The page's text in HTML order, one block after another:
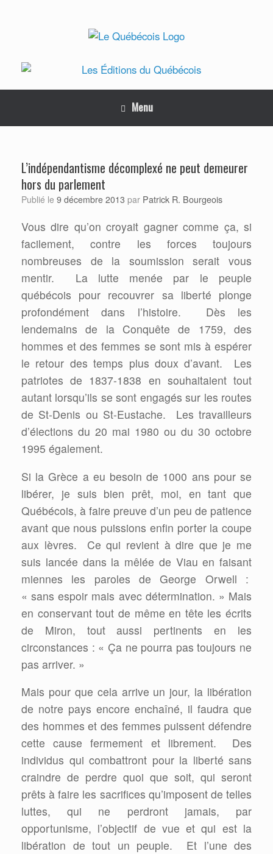
Menu
L’indépendantisme décomplexé ne peut demeurer
hors du parlement
Publié le 9 décembre 2013 par Patrick R. Bourgeois
Vous dire qu’on croyait gagner comme ça, si
facilement, contre les forces toujours
nombreuses de la soumission serait vous
mentir.
La lutte menée par le peuple
québécois pour recouvrer sa liberté plonge
profondément dans l’histoire.
Dès les
lendemains de la Conquête de 1759, des
hommes et des femmes se sont mis à espérer
le retour des temps plus doux d’avant.
Les
patriotes de 1837-1838 en souhaitaient tout
autant lorsqu’ils se sont engagés sur les routes
de St-Denis ou St-Eustache.
Les travailleurs
d’élections du 20 mai 1980 ou du 30 octobre
1995 également.
Si la Grèce a eu besoin de 1000 ans pour se
libérer, je suis bien prêt, moi, en tant que
Québécois, à faire preuve d’un peu de patience
avant que nous puissions enfin porter la coupe
aux lèvres.
Ce qui revient à dire que je me
suis lancée dans la mêlée de Viau en faisant
miennes les paroles de George Orwell :
« sans espoir mais avec détermination. » Mais
en conservant tout de même en tête les écrits
de Miron, tout aussi pertinents en les
circonstances : « Ça ne pourra pas toujours ne
pas arriver. »
Mais pour que cela arrive un jour, la libération
de notre pays encore enchaîné, il faudra que
des hommes et des femmes puissent défendre
cette cause fermement et librement.
Des
individus qui combattront pour la liberté sans
craindre de perdre quoi que soit, qui seront
prêts à faire les sacrifices qu’imposent de telles
luttes, qui ne perdront jamais, par
opportunisme, l’objectif de vue et qui est la
libération de tout un peuple.
Et l’une des